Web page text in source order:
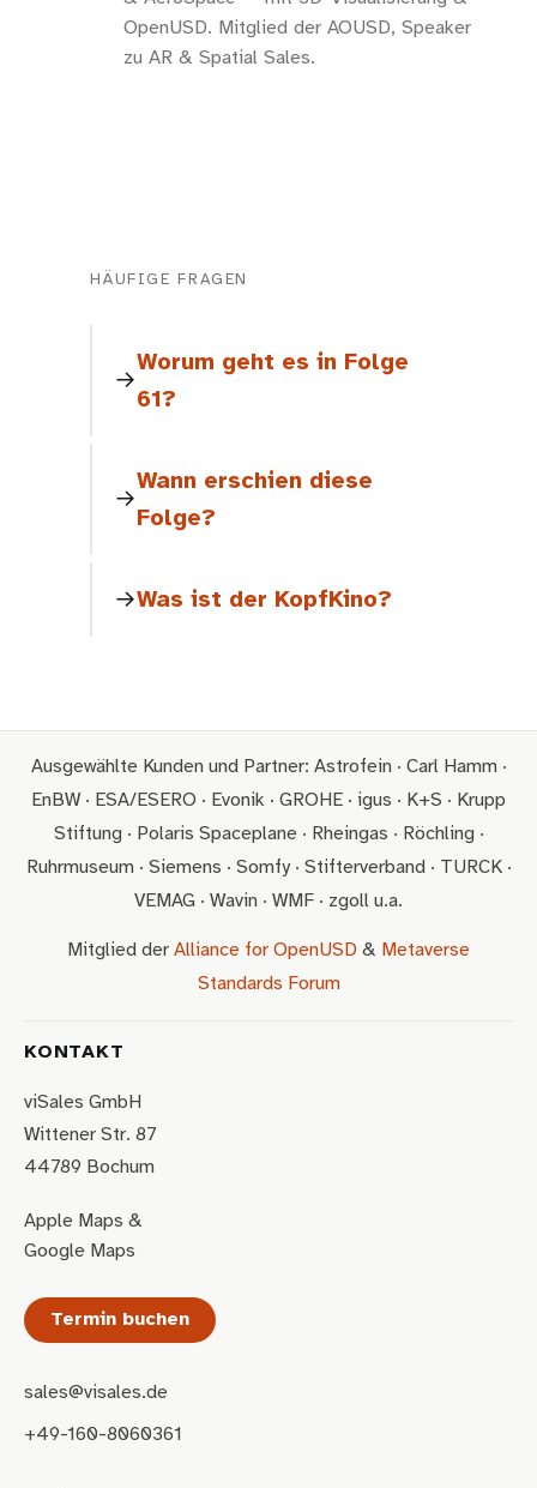
OpenUSD. Mitglied der AOUSD, Speaker
zu AR & Spatial Sales.
HÄUFIGE FRAGEN
Worum geht es in Folge
61?
Wann erschien diese
Folge?
Was ist der KopfKino?
Ausgewählte Kunden und Partner: Astrofein · Carl Hamm ·
EnBW · ESA/ESERO · Evonik · GROHE · igus · K+S · Krupp
Stiftung · Polaris Spaceplane · Rheingas · Röchling ·
Ruhrmuseum · Siemens · Somfy · Stifterverband · TURCK ·
VEMAG · Wavin · WMF · zgoll u.a.
Mitglied der Alliance for OpenUSD & Metaverse
Standards Forum
KONTAKT
viSales GmbH
Wittener Str. 87
44789 Bochum
Apple Maps &
Google Maps
Termin buchen
sales@visales.de
+49-160-8060361